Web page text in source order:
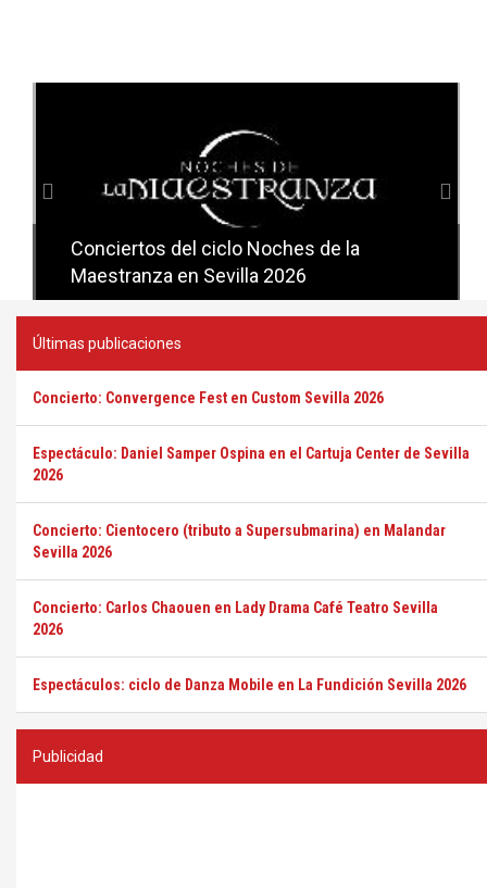
Conciertos del ciclo Noches de la
Maestranza en Sevilla 2026
Conciertos del ciclo Candlelight en
Sevilla
Últimas publicaciones
Concierto: Convergence Fest en Custom Sevilla 2026
Espectáculo: Daniel Samper Ospina en el Cartuja Center de Sevilla
2026
Concierto: Cientocero (tributo a Supersubmarina) en Malandar
Sevilla 2026
Concierto: Carlos Chaouen en Lady Drama Café Teatro Sevilla
2026
Espectáculos: ciclo de Danza Mobile en La Fundición Sevilla 2026
Publicidad